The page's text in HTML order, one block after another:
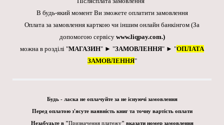
В будь-який момент Ви зможете оплатити замовлення
Оплата за замовлення карткою чи іншим онлайн банкінгом (За
допомогою сервісу www.liqpay.com.)
можна в розділі "МАГАЗИН" ► "ЗАМОВЛЕННЯ" ► "ОПЛАТА
ЗАМОВЛЕННЯ"
Будь - ласка не оплачуйте за не існуючі замовлення
Перед оплатою з'ясуте наявність книг та точну вартість оплати
Незабудьте в "Призначення платежу" вказати номер замовлення